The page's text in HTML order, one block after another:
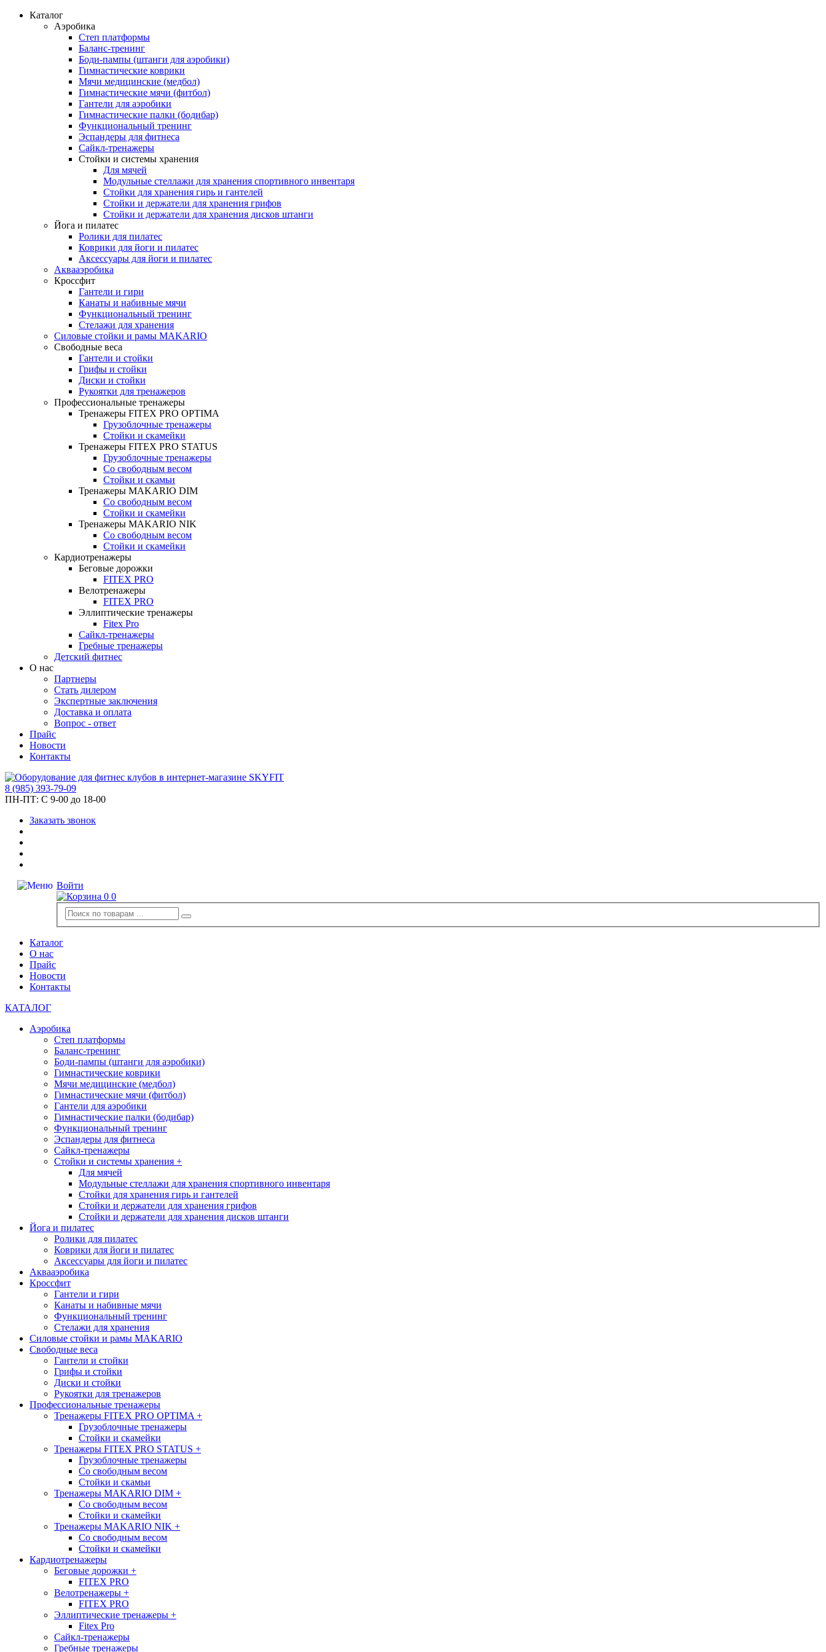
Каталог
Аэробика
Степ платформы
Баланс-тренинг
Боди-пампы (штанги для аэробики)
Гимнастические коврики
Мячи медицинские (медбол)
Гимнастические мячи (фитбол)
Гантели для аэробики
Гимнастические палки (бодибар)
Функциональный тренинг
Эспандеры для фитнеса
Сайкл-тренажеры
Стойки и системы хранения
Для мячей
Модульные стеллажи для хранения спортивного инвентаря
Стойки для хранения гирь и гантелей
Стойки и держатели для хранения грифов
Стойки и держатели для хранения дисков штанги
Йога и пилатес
Ролики для пилатес
Коврики для йоги и пилатес
Аксессуары для йоги и пилатес
Аквааэробика
Кроссфит
Гантели и гири
Канаты и набивные мячи
Функциональный тренинг
Стелажи для хранения
Силовые стойки и рамы MAKARIO
Свободные веса
Гантели и стойки
Грифы и стойки
Диски и стойки
Рукоятки для тренажеров
Профессиональные тренажеры
Тренажеры FITEX PRO OPTIMA
Грузоблочные тренажеры
Стойки и скамейки
Тренажеры FITEX PRO STATUS
Грузоблочные тренажеры
Со свободным весом
Стойки и скамьи
Тренажеры MAKARIO DIM
Со свободным весом
Стойки и скамейки
Тренажеры MAKARIO NIK
Со свободным весом
Стойки и скамейки
Кардиотренажеры
Беговые дорожки
FITEX PRO
Велотренажеры
FITEX PRO
Эллиптические тренажеры
Fitex Pro
Сайкл-тренажеры
Гребные тренажеры
Детский фитнес
О нас
Партнеры
Стать дилером
Экспертные заключения
Доставка и оплата
Вопрос - ответ
Прайс
Новости
Контакты
8 (985) 393-79-09
ПН-ПТ: С 9-00 до 18-00
Заказать звонок
Войти
0 0
Каталог
О нас
Прайс
Новости
Контакты
КАТАЛОГ
Аэробика
Степ платформы
Баланс-тренинг
Боди-пампы (штанги для аэробики)
Гимнастические коврики
Мячи медицинские (медбол)
Гимнастические мячи (фитбол)
Гантели для аэробики
Гимнастические палки (бодибар)
Функциональный тренинг
Эспандеры для фитнеса
Сайкл-тренажеры
Стойки и системы хранения +
Для мячей
Модульные стеллажи для хранения спортивного инвентаря
Стойки для хранения гирь и гантелей
Стойки и держатели для хранения грифов
Стойки и держатели для хранения дисков штанги
Йога и пилатес
Ролики для пилатес
Коврики для йоги и пилатес
Аксессуары для йоги и пилатес
Аквааэробика
Кроссфит
Гантели и гири
Канаты и набивные мячи
Функциональный тренинг
Стелажи для хранения
Силовые стойки и рамы MAKARIO
Свободные веса
Гантели и стойки
Грифы и стойки
Диски и стойки
Рукоятки для тренажеров
Профессиональные тренажеры
Тренажеры FITEX PRO OPTIMA +
Грузоблочные тренажеры
Стойки и скамейки
Тренажеры FITEX PRO STATUS +
Грузоблочные тренажеры
Со свободным весом
Стойки и скамьи
Тренажеры MAKARIO DIM +
Со свободным весом
Стойки и скамейки
Тренажеры MAKARIO NIK +
Со свободным весом
Стойки и скамейки
Кардиотренажеры
Беговые дорожки +
FITEX PRO
Велотренажеры +
FITEX PRO
Эллиптические тренажеры +
Fitex Pro
Сайкл-тренажеры
Гребные тренажеры